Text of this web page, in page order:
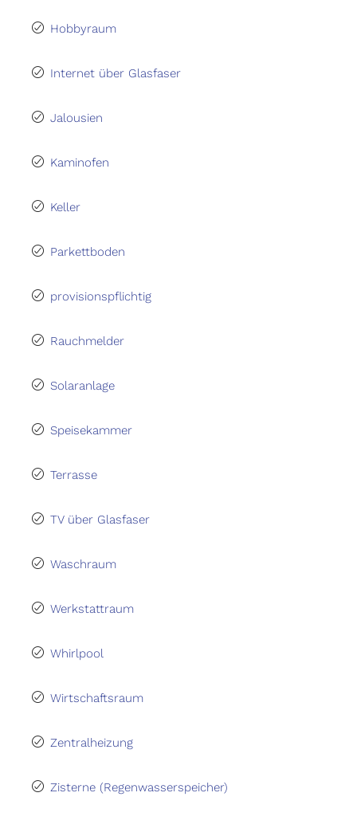
Hobbyraum
Internet über Glasfaser
Jalousien
Kaminofen
Keller
Parkettboden
provisionspflichtig
Rauchmelder
Solaranlage
Speisekammer
Terrasse
TV über Glasfaser
Waschraum
Werkstattraum
Whirlpool
Wirtschaftsraum
Zentralheizung
Zisterne (Regenwasserspeicher)